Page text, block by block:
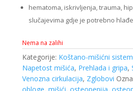
hematoma, iskrivljenja, trauma,
slučajevima gdje je potrebno
Nema na zalihi
Kategorije: Koštano-mišićni sistem
Napetost mišića, Prehlada i gripa,
Venozna cirkulacija, Zglobovi